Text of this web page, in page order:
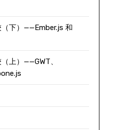
下）——Ember.js 和
上）——GWT、